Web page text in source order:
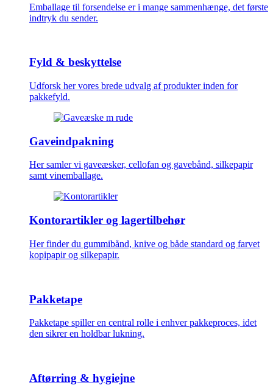
Emballage til forsendelse er i mange sammenhænge, det første
indtryk du sender.
Fyld & beskyttelse
Udforsk her vores brede udvalg af produkter inden for
pakkefyld.
Gaveindpakning
Her samler vi gaveæsker, cellofan og gavebånd, silkepapir
samt vinemballage.
Kontorartikler og lagertilbehør
Her finder du gummibånd, knive og både standard og farvet
kopipapir og silkepapir.
Pakketape
Pakketape spiller en central rolle i enhver pakkeproces, idet
den sikrer en holdbar lukning.
Aftørring & hygiejne